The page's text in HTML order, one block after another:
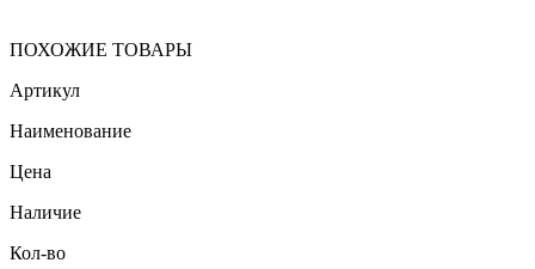
ПОХОЖИЕ ТОВАРЫ
Артикул
Наименование
Цена
Наличие
Кол-во